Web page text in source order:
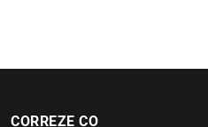
CORREZE CO